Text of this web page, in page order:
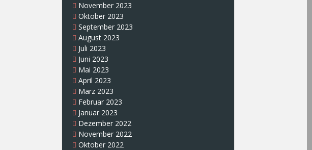
November 2023
Oktober 2023
September 2023
August 2023
Juli 2023
Juni 2023
Mai 2023
April 2023
März 2023
Februar 2023
Januar 2023
Dezember 2022
November 2022
Oktober 2022